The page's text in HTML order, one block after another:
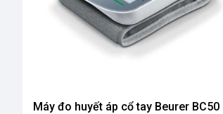
Máy đo huyết áp cổ tay Beurer BC50